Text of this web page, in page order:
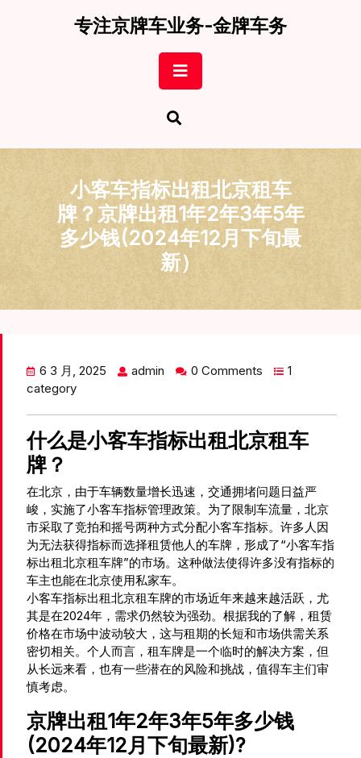
专注京牌车业务-金牌车务
Button
小客车指标出租北京租车
牌？京牌出租1年2年3年5年
多少钱(2024年12月下旬最
新）
6 3 月, 2025 admin 0 Comments
1
category
什么是小客车指标出租北京租车
牌？
在北京，由于车辆数量增长迅速，交通拥堵问题日益严
峻，实施了小客车指标管理政策。为了限制车流量，北京
市采取了竞拍和摇号两种方式分配小客车指标。许多人因
为无法获得指标而选择租赁他人的车牌，形成了“小客车指
标出租北京租车牌”的市场。这种做法使得许多没有指标的
车主也能在北京使用私家车。
小客车指标出租北京租车牌的市场近年来越来越活跃，尤
其是在2024年，需求仍然较为强劲。根据我的了解，租赁
价格在市场中波动较大，这与租期的长短和市场供需关系
密切相关。个人而言，租车牌是一个临时的解决方案，但
从长远来看，也有一些潜在的风险和挑战，值得车主们审
慎考虑。
京牌出租1年2年3年5年多少钱
(2024年12月下旬最新)?